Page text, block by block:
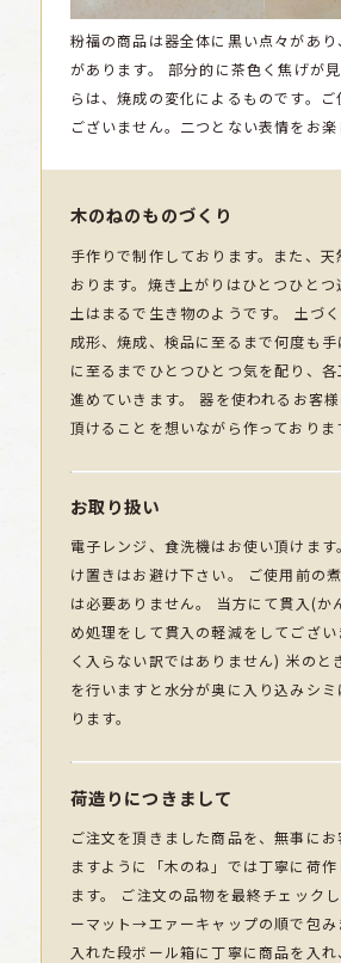
粉福の商品は器全体に黒い点々があ
があります。
部分的に茶色く焦げが
らは、焼成の変化によるものです。
ございません。二つとない表情をお楽
木のねのものづくり
手作りで制作しております。また、天
おります。焼き上がりはひとつひとつ
土はまるで生き物のようです。 土づく
成形、焼成、検品に至るまで何度も
に至るまでひとつひとつ気を配り、各
進めていきます。 器を使われるお客
頂けることを想いながら作っておりま
お取り扱い
電子レンジ、食洗機はお使い頂けます
け置きはお避け下さい。 ご使用前の
は必要ありません。 当方にて貫入(か
め処理をして貫入の軽減をしてござ
く入らない訳ではありません) 米のと
を行いますと水分が奥に入り込みシ
ります。
荷造りにつきまして
ご注文を頂きました商品を、無事に
ますように「木のね」では丁寧に荷
ます。 ご注文の品物を最終チェック
ーマット→エァーキャップの順で包み
入れた段ボール箱に丁寧に商品を入